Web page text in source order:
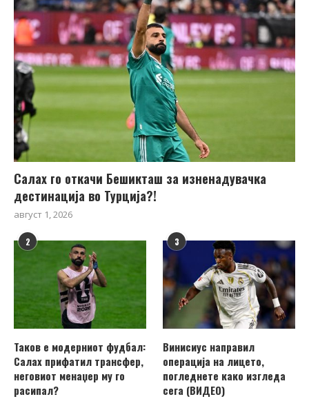
Салах го откачи Бешикташ за изненадувачка
дестинација во Турција?!
август 1, 2026
2
Таков е модерниот фудбал:
Салах прифатил трансфер,
неговиот менаџер му го
расипал?
3
Винисиус направил
операција на лицето,
погледнете како изгледа
сега (ВИДЕО)